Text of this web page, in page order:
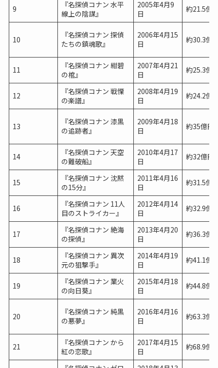
9
『名探偵コナン 水平
線上の陰謀』
2005年4月9
日
約21.5億
10
『名探偵コナン 探偵
たちの鎮魂歌』
2006年4月15
日
約30.3億
11
『名探偵コナン 紺碧
の棺』
2007年4月21
日
約25.3億
12
『名探偵コナン 戦慄
の楽譜』
2008年4月19
日
約24.2億
13
『名探偵コナン 漆黒
の追跡者』
2009年4月18
日
約35億円
14
『名探偵コナン 天空
の難破船』
2010年4月17
日
約32億円
15
『名探偵コナン 沈黙
の15分』
2011年4月16
日
約31.5億
16
『名探偵コナン 11人
目のストライカー』
2012年4月14
日
約32.9億
17
『名探偵コナン 絶海
の探偵』
2013年4月20
日
約36.3億
18
『名探偵コナン 異次
元の狙撃手』
2014年4月19
日
約41.1億
19
『名探偵コナン 業火
の向日葵』
2015年4月18
日
約44.8億
20
『名探偵コナン 純黒
の悪夢』
2016年4月16
日
約63.3億
21
『名探偵コナン から
紅の恋歌』
2017年4月15
日
約68.9億